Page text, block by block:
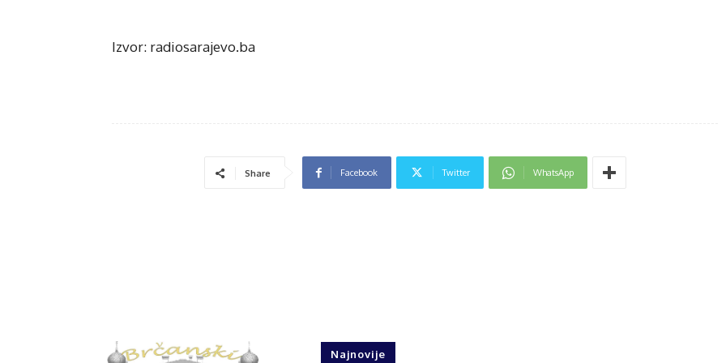
Izvor: radiosarajevo.ba
Share Facebook Twitter WhatsApp
Najnovije